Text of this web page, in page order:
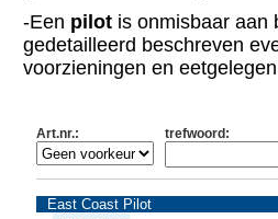
-Een pilotis onmisbaar aan
gedetailleerd beschreven
voorzieningen en
Art.nr.: trefwoord:
East Coast Pilot